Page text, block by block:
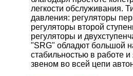
легкости обслуживания.
давления: регуляторы
регуляторы второй
регуляторы и
"SRG" обладют большой
стабильностью в работе
звеном во всей цепи